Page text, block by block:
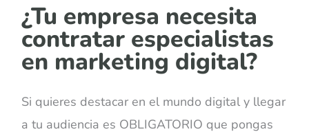
¿Tu empresa necesita
contratar especialistas
en marketing digital?
Si quieres destacar en el mundo digital y llegar
a tu audiencia es OBLIGATORIO que pongas